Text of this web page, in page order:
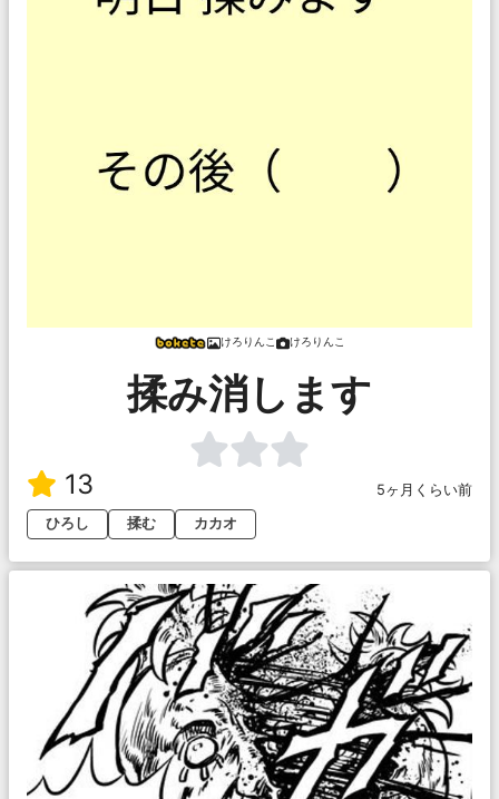
けろりんこ けろりんこ
揉み消します
13
5ヶ月くらい前
ひろし
揉む カカオ